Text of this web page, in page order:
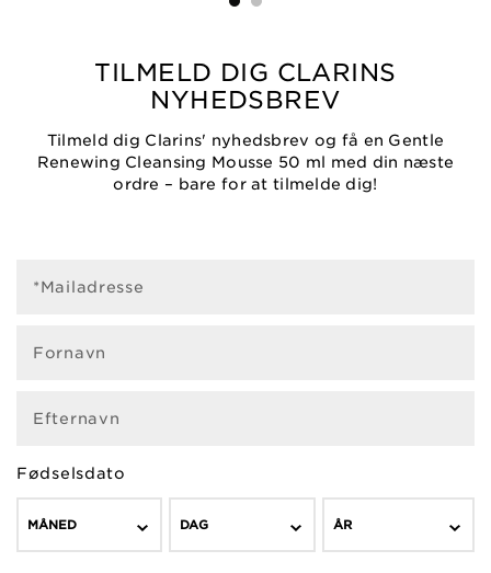
TILMELD DIG CLARINS
NYHEDSBREV
Tilmeld dig Clarins' nyhedsbrev og få en Gentle
Renewing Cleansing Mousse 50 ml med din næste
ordre – bare for at tilmelde dig!
*Mailadresse
Fornavn
Efternavn
Fødselsdato
MÅNED DAG ÅR